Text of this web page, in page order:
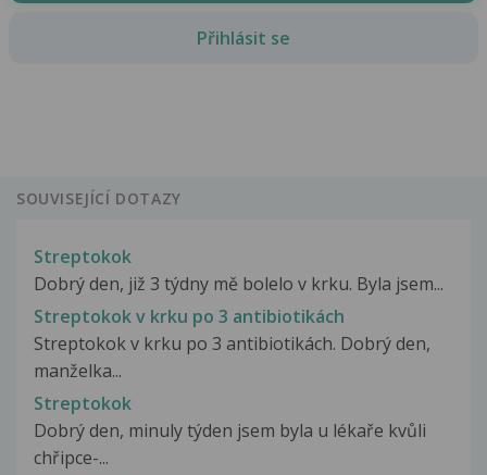
Přihlásit se
SOUVISEJÍCÍ DOTAZY
Streptokok
Dobrý den, již 3 týdny mě bolelo v krku. Byla jsem...
Streptokok v krku po 3 antibiotikách
Streptokok v krku po 3 antibiotikách. Dobrý den,
manželka...
Streptokok
Dobrý den, minuly týden jsem byla u lékaře kvůli
chřipce-...